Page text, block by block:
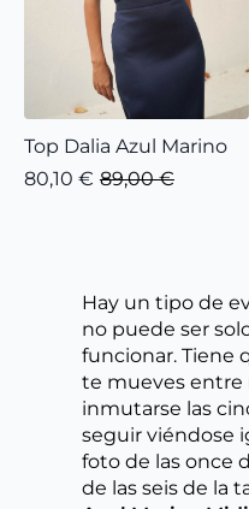
Top Dalia Azul Marino
89,00€
El
80,10 €
El
Hay un tipo de
no puede ser
funcionar. Tiene
te mueves entre
inmutarse las
seguir viéndose
foto de las once
de las seis de la